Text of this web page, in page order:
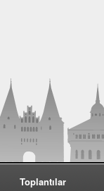
Toplantılar